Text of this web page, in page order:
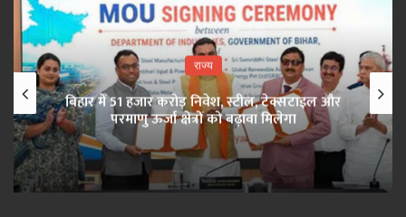
राज्य
बिहार में 51 हजार करोड़ निवेश, स्टील, टेक्सटाइल और
परमाणु ऊर्जा क्षेत्रों को बढ़ावा मिलेगा